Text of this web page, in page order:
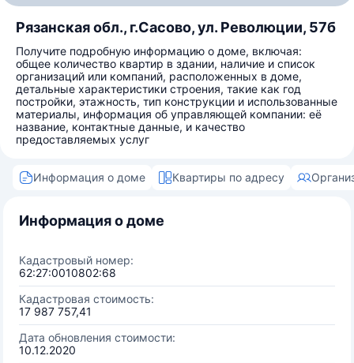
Рязанская обл., г.Сасово, ул. Революции, 57б
Получите подробную информацию о доме, включая:
общее количество квартир в здании, наличие и список
организаций или компаний, расположенных в доме,
детальные характеристики строения, такие как год
постройки, этажность, тип конструкции и использованные
материалы, информация об управляющей компании: её
название, контактные данные, и качество
предоставляемых услуг
Информация о доме Квартиры по адресу
Информация о доме
Кадастровый номер:
62:27:0010802:68
Кадастровая стоимость:
17 987 757,41
Дата обновления стоимости:
10.12.2020